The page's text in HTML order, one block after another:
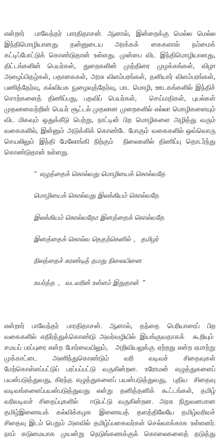
என்றார் பாவேந்தர் பாரதிதாசன். ஆனால், இன்றைக்கு மெல்ல மெல்ல
இந்திமொழியானது தன்னுடைய அரக்கக் கைகளால் நம்மைக்
கட்டிப்போட்டுக் கொண்டுதான் உள்ளது. முன்பை விட இந்திமொழியானது,
திட்டங்களின் பெயர்கள், துறைகளின் முத்திரை முழக்கங்கள், விழா
அழைப்பிதழ்கள், பதாகைகள், அரசு விளம்பரங்கள், தனியார் விளம்பரங்கள்,
பணித்தேர்வு, கல்வியக நுழைவுத்தேர்வு, பாட மொழி, ஊடகங்களில் இந்திச்
சொற்களைத் திணிப்பது, பதவிப் பெயர்கள், செய்மதிகள், புயல்கள்
முதலானவற்றின் பெயர் சூட்டல் முதலான முறைகளில் எல்லா மொழிகளையும்
விட மிகவும் ஒதுக்கீடு பெற்று, நாட்டின் பிற மொழிகளை அழித்து வரும்
வகைகளில், இன்னும் அடுக்கிக் கொண்டே போகும் வகைகளில் ஒவ்வொரு
செயலிலும் இந்தி மேலோங்கி நிற்கும் நிலைகளில் திணிப்பு தொடர்ந்து
கொண்டுதான் உள்ளது.
“ எழுத்தைக் கொல்வது மொழியைக் கொல்வதே
மொழியைக் கொல்வது இலக்கியம் கொல்வதே
இலக்கியம் கொல்வதோ இனத்தைக் கொல்வதே
இனத்தைக் கொல்வ தெதற்கெனில் , தமிழர்
நிலத்தைச் சுரண்டித் தமது நிலையினை
உயர்த்த , வடவரின் உள்ளம் இதுதான் ”
என்றார் பாவேந்தர் பாரதிதாசன். ஆனால், தந்தை பெரியாரைப் பிற
வகைகளில் எதிர்த்துக்கொண்டு அவர்வழியில் இயங்குவதாகக் கூறியும்
சமயப் பரப்புரை என்ற போர்வையிலும், அறிவியலுக்கு ஏற்றது என்ற ஏமாற்று
முக்காட்டை அணிந்துகொண்டும் வரி வடிவச் சிதைவுகள்
மேற்கொள்ளப்பட்டுப் பரப்பப்பட்டு வருகின்றன. உரோமன் எழுத்துகளைப்
பயன்படுத்துவது, கிரந்த எழுத்துகளைப் பயன்படுத்துவது, புதிய சிதைவு
வடிவங்களைப்பயன்படுத்துவது என்று தனித்தனிக் கூட்டங்கள், தமிழ்
வரிவடிவச் சிதைப்புகளில் ஈடுபட்டு வருகின்றன. அரசு நிறுவனமான
தமிழ்இணையக் கல்விக்கழக இணையத் தளத்திலேயே தமிழ்வரிவச்
சிதைவு இடம் பெறும் அளவில் தமிழ்ப்பகைவர்கள் செல்வாக்காக உள்ளனர்.
நாம் கடுமையாக முயன்று நெடுங்கணக்குக் கொலைகளைத் தடுத்து